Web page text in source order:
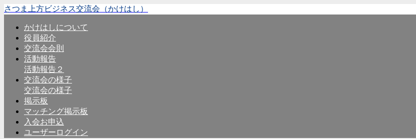
さつま上方ビジネス交流会（かけはし）
かけはしについて
役員紹介
交流会会則
活動報告
活動報告２
交流会の様子
交流会の様子
掲示板
マッチング掲示板
入会お申込
ユーザーログイン